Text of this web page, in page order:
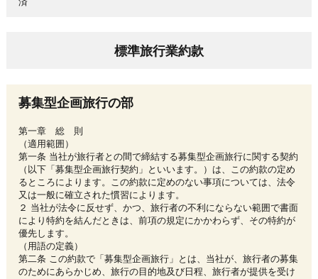
標準旅行業約款
募集型企画旅行の部
第一章 総 則
（適用範囲）
第一条 当社が旅行者との間で締結する募集型企画旅行に関する契約
（以下「募集型企画旅行契約」といいます。）は、この約款の定め
るところによります。この約款に定めのない事項については、法令
又は一般に確立された慣習によります。
２ 当社が法令に反せず、かつ、旅行者の不利にならない範囲で書面
により特約を結んだときは、前項の規定にかかわらず、その特約が
優先します。
（用語の定義）
第二条 この約款で「募集型企画旅行」とは、当社が、旅行者の募集
のためにあらかじめ、旅行の目的地及び日程、旅行者が提供を受け